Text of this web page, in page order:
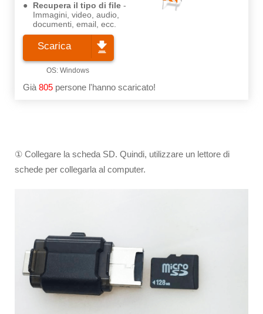
Recupera il tipo di file
Immagini, video, audio,
documenti, email, ecc.
Scarica
Già 805 persone l'hanno scaricato!
① Collegare la scheda SD. Quindi, utilizzare un lettore di
schede per collegarla al computer.